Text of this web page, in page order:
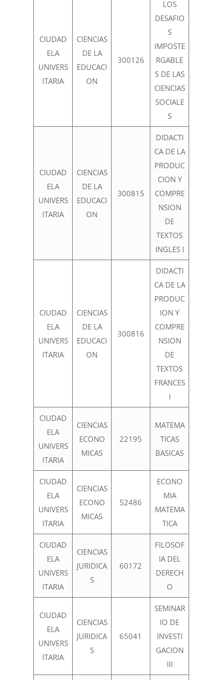
CIUDAD
ELA
UNIVERS
ITARIA
CIENCIAS
DE LA
EDUCACI
ON
300126
LOS
DESAFIO
S
IMPOSTE
RGABLE
S DE LAS
CIENCIAS
SOCIALE
S
CIUDAD
ELA
UNIVERS
ITARIA
CIENCIAS
DE LA
EDUCACI
ON
300815
DIDACTI
CA DE LA
PRODUC
CION Y
COMPRE
NSION
DE
TEXTOS
INGLES I
CIUDAD
ELA
UNIVERS
ITARIA
CIENCIAS
DE LA
EDUCACI
ON
300816
DIDACTI
CA DE LA
PRODUC
ION Y
COMPRE
NSION
DE
TEXTOS
FRANCES
I
CIUDAD
ELA
UNIVERS
ITARIA
CIENCIAS
ECONO
MICAS
22195
MATEMA
TICAS
BASICAS
CIUDAD
ELA
UNIVERS
ITARIA
CIENCIAS
ECONO
MICAS
52486
ECONO
MIA
MATEMA
TICA
CIUDAD
ELA
UNIVERS
ITARIA
CIENCIAS
JURIDICA
S
60172
FILOSOF
IA DEL
DERECH
O
CIUDAD
ELA
UNIVERS
ITARIA
CIENCIAS
JURIDICA
S
65041
SEMINAR
IO DE
INVESTI
GACION
III